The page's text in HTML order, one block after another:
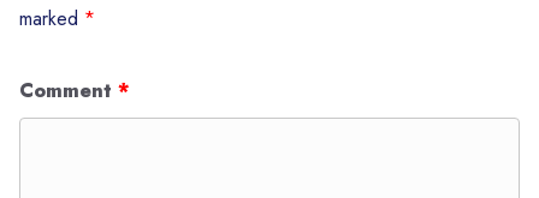
marked *
Comment *